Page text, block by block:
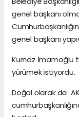
genel başkanı
genel başkanı
Kurnaz İmamoğlu
yürümek istiyordu.
Doğal olarak da